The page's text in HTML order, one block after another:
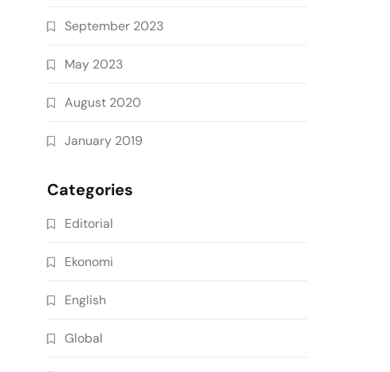
September 2023
May 2023
August 2020
January 2019
Categories
Editorial
Ekonomi
English
Global